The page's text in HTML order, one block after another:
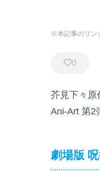
※本記事のリン
0
芥見下々原
Ani-Art 第2
劇場版